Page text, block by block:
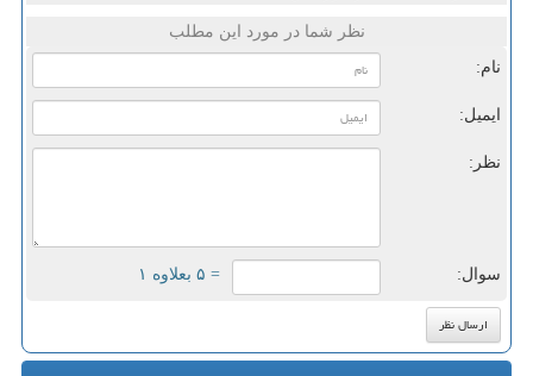
نظر شما در مورد این مطلب
نام:
ایمیل:
نظر:
سوال: = ۵ بعلاوه ۱